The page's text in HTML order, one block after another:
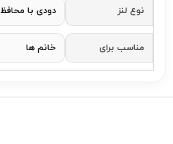
نوع لنز دودی با محافظ UV400 - پلاریزه
مناسب برای خانم ها